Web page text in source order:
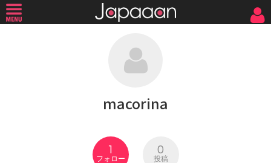
macorina
1
フォロー
0
投稿